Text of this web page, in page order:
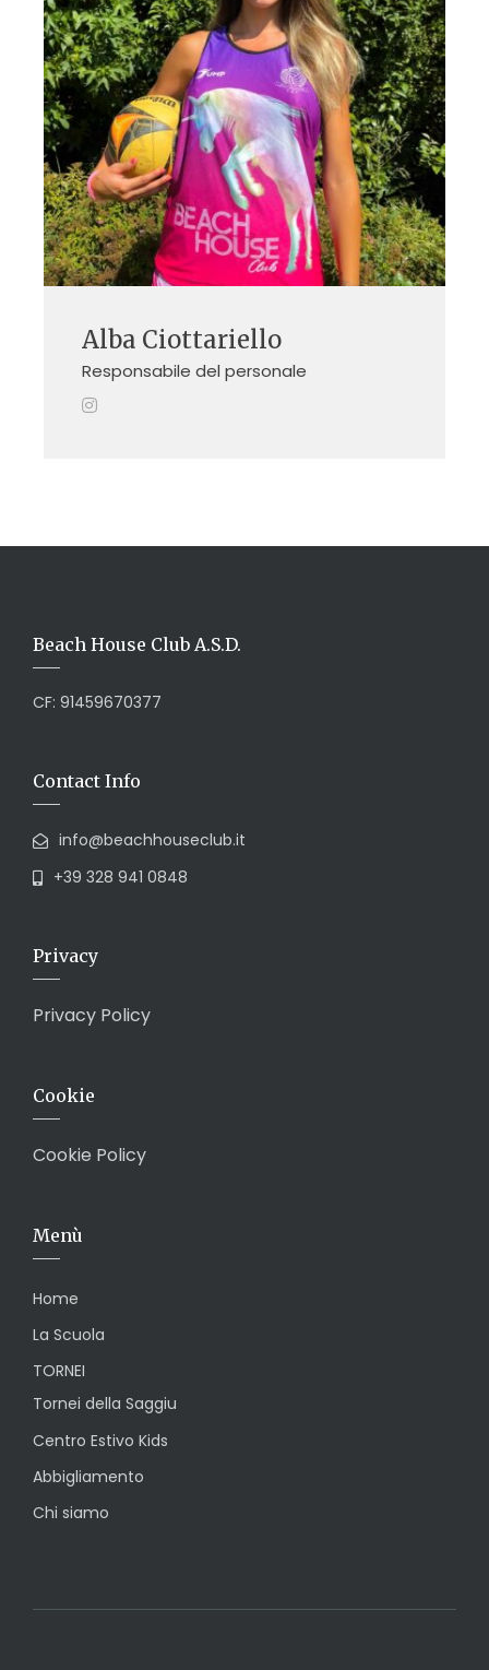
Alba Ciottariello
Responsabile del personale
Beach House Club A.S.D.
CF: 91459670377
Contact Info
info@beachhouseclub.it
+39 328 941 0848
Privacy
Privacy Policy
Cookie
Cookie Policy
Menù
Home
La Scuola
TORNEI
Tornei della Saggiu
Centro Estivo Kids
Abbigliamento
Chi siamo